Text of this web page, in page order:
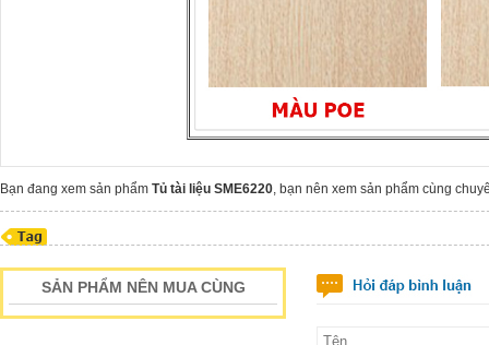
Bạn đang xem sản phẩm Tủ tài liệu SME6220, bạn nên xem sản phẩm cùng
SẢN PHẨM NÊN MUA CÙNG